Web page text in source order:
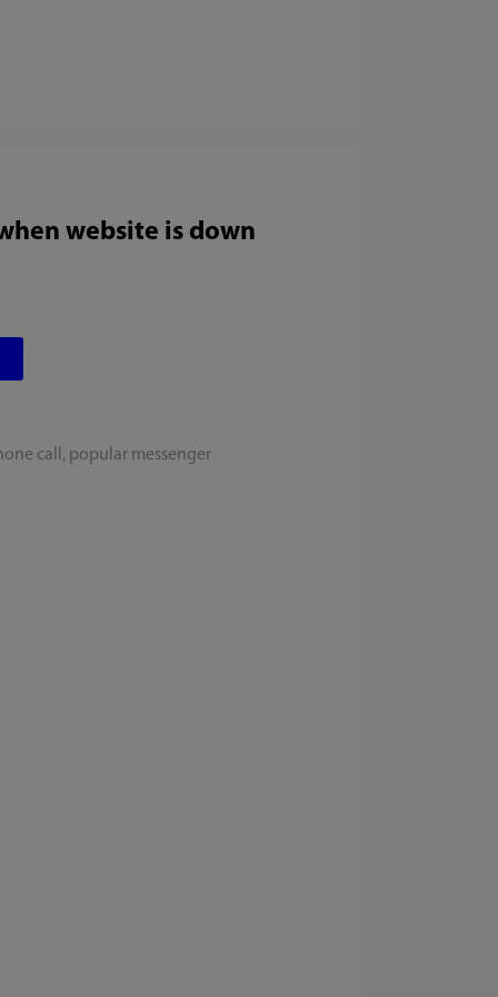
website is down
call, popular messenger